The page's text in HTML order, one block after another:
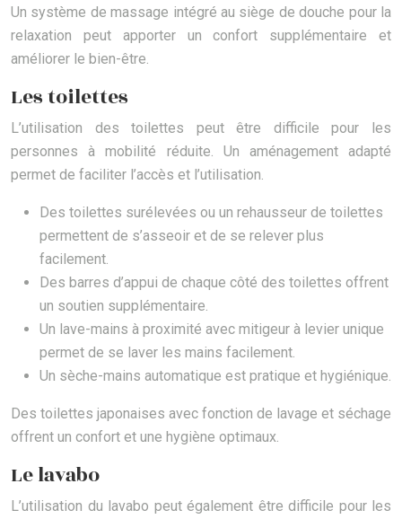
Un système de massage intégré au siège de douche pour la
relaxation peut apporter un confort supplémentaire et
améliorer le bien-être.
Les toilettes
L’utilisation des toilettes peut être difficile pour les
personnes à mobilité réduite. Un aménagement adapté
permet de faciliter l’accès et l’utilisation.
Des toilettes surélevées ou un rehausseur de toilettes
permettent de s’asseoir et de se relever plus
facilement.
Des barres d’appui de chaque côté des toilettes offrent
un soutien supplémentaire.
Un lave-mains à proximité avec mitigeur à levier unique
permet de se laver les mains facilement.
Un sèche-mains automatique est pratique et hygiénique.
Des toilettes japonaises avec fonction de lavage et séchage
offrent un confort et une hygiène optimaux.
Le lavabo
L’utilisation du lavabo peut également être difficile pour les